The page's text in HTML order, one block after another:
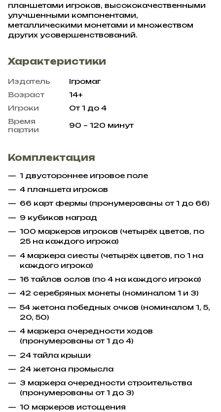
планшетами игроков, высококачественными
улучшенными компонентами,
металлическими монетами и множеством
других усовершенствований.
Характеристики
Издатель
Ігромаг
Возраст
14+
Игроки
От 1 до 4
Время
партии
90 – 120 минут
Комплектация
1 двустороннее игровое поле
4 планшета игроков
66 карт фермы (пронумерованы от 1 до 66)
9 кубиков наград
100 маркеров игроков (четырёх цветов, по
25 на каждого игрока)
4 маркера сиесты (четырёх цветов, по 1 на
каждого игрока)
16 тайлов ослов (по 4 на каждого игрока)
42 серебряных монеты (номиналом 1 и 3)
54 жетона победных очков (номиналом 1, 5,
20, 50)
4 маркера очередности ходов
(пронумерованы от 1 до 4)
24 тайла крыши
24 жетона промысла
3 маркера очередности строительства
(пронумерованы от 1 до 3)
10 маркеров истощения